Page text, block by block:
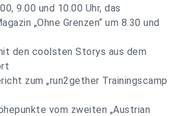
9.00 und 10.00 Uhr, das
„Ohne Grenzen“ um 8.30 und
den coolsten Storys aus dem
zum „run2gether Trainingscamp
vom zweiten „Austrian